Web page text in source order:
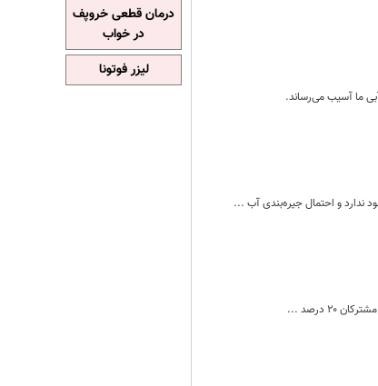
ما آسیب می‌رساند.
ندارد و احتمال جیره‌بندی آب ...
درصد ...
درمان قطعی خروپف
در خواب
لیزر فوتونا